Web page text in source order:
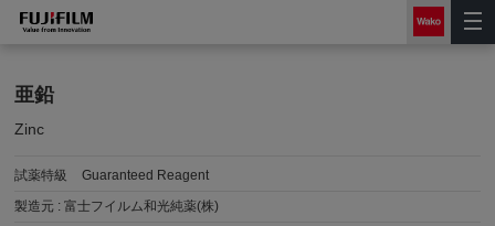
亜鉛
Zinc
試薬特級
Guaranteed Reagent
製造元 :富士フイルム和光純薬(株)